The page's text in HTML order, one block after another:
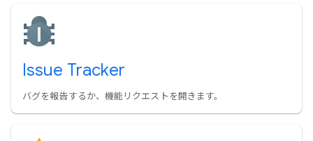
Issue Tracker
バグを報告するか、機能リクエストを開きます。